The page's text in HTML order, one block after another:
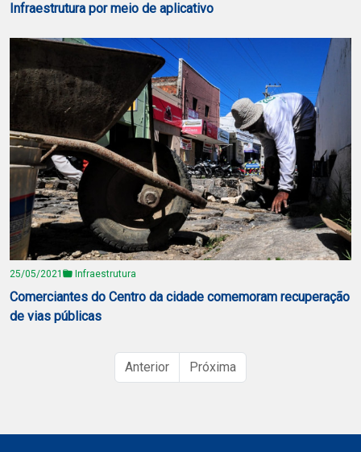
Infraestrutura por meio de aplicativo
25/05/2021 Infraestrutura
Comerciantes do Centro da cidade comemoram recuperação
de vias públicas
Anterior Próxima